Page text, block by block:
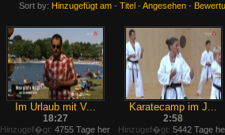
Sort by: Hinzugefügt am - Titel - Angesehen -
Im Urlaub mit V...
18:27
Hinzugef�gt: 4755 Tage her
Karatecamp im J...
2:58
Hinzugef�gt: 5442 Tage